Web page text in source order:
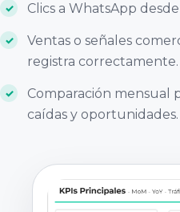
Clics a WhatsApp
Ventas o señales
registra correctamente.
Comparación mensual
caídas y oportunidades.